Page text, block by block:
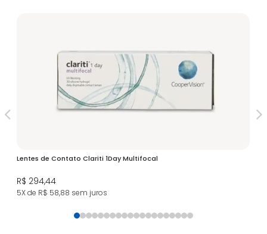
Lentes de Contato Clariti 1Day Multifocal
R$ 294,44
5X de R$ 58,88 sem juros